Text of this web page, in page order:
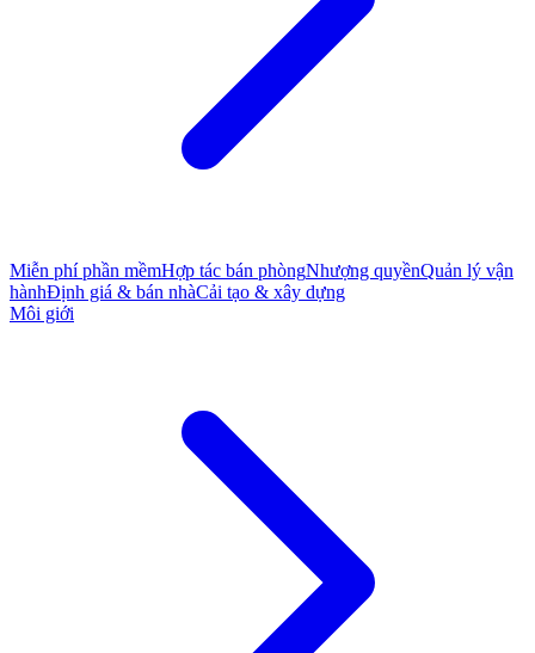
Miễn phí phần mềmHợp tác bán phòngNhượng quyềnQuản lý vận
hànhĐịnh giá & bán nhàCải tạo & xây dựng
Môi giới